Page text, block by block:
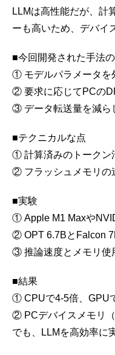
LLMは高性能だが、計
ーも高いため、デバイ
■今回開発された手法
① モデルパラメータを
② 要求に応じてPCの
③ データ転送量を減ら
■テクニカルな点
① 計算済みのトークン
② フラッシュメモリの
■実験
① Apple M1 Maxや
② OPT 6.7BとFalcon
③ 推論速度とメモリ使
■結果
① CPUで4-5倍、GPU
② PCデバイスメモリ
でも、LLMを高効率に